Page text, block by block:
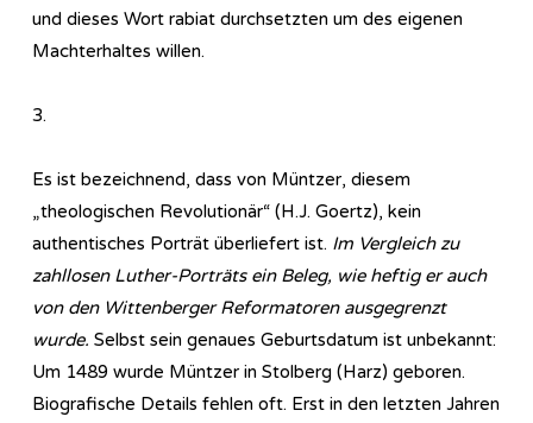
und dieses Wort rabiat durchsetzten um des eigenen
Machterhaltes willen.
3.
Es ist bezeichnend, dass von Müntzer, diesem
„theologischen Revolutionär“ (H.J. Goertz), kein
authentisches Porträt überliefert ist. Im Vergleich zu
zahllosen Luther-Porträts ein Beleg, wie heftig er auch
von den Wittenberger Reformatoren ausgegrenzt
wurde. Selbst sein genaues Geburtsdatum ist unbekannt:
Um 1489 wurde Müntzer in Stolberg (Harz) geboren.
Biografische Details fehlen oft. Erst in den letzten Jahren